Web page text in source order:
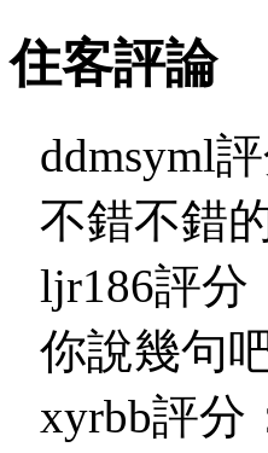
住客評論
ddmsyml
不錯不錯
ljr186評分
你說幾句
xyrbb評分